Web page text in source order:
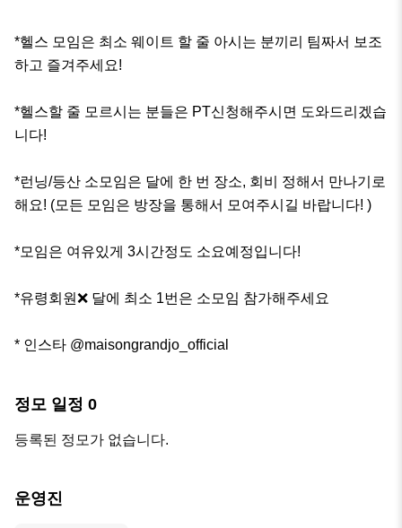
*헬스 모임은 최소 웨이트 할 줄 아시는 분끼리 팀짜서 보조
하고 즐겨주세요!
*헬스할 줄 모르시는 분들은 PT신청해주시면 도와드리겠습
니다!
*런닝/등산 소모임은 달에 한 번 장소, 회비 정해서 만나기로
해요! (모든 모임은 방장을 통해서 모여주시길 바랍니다! )
*모임은 여유있게 3시간정도 소요예정입니다!
*유령회원❌ 달에 최소 1번은 소모임 참가해주세요
* 인스타 @maisongrandjo_official
정모 일정 0
등록된 정모가 없습니다.
운영진